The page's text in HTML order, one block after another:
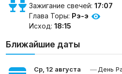
Зажигание свечей: 17:07
Глава Торы: Рэ-э
Исход: 18:15
Ближайшие даты
Ср, 12 августа —День